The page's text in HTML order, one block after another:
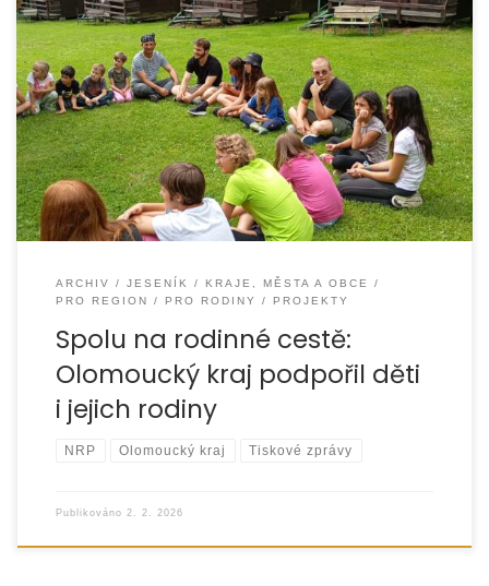
Díky podpoře Olomouckého kraje mohl být na Jesenicku
v roce 2025 realizován projekt „Spolu na rodinné cestě“,
který byl financován z
ARCHIV JESENÍK
KRAJE, MĚSTA A OBCE
PRO REGION
PRO RODINY PROJEKTY
Spolu na rodinné cestě:
Olomoucký kraj podpořil děti
i jejich rodiny
NRP Olomoucký kraj Tiskové zprávy
Publikováno 2. 2. 2026